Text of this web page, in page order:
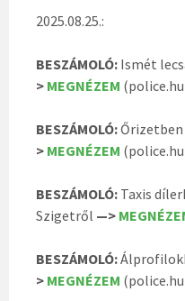
2025.08.25.:
BESZÁMOLÓ: Ismét
> MEGNÉZEM
BESZÁMOLÓ:
> MEGNÉZEM
BESZÁMOLÓ: Taxis
Szigetről —>
BESZÁMOLÓ:
> MEGNÉZEM